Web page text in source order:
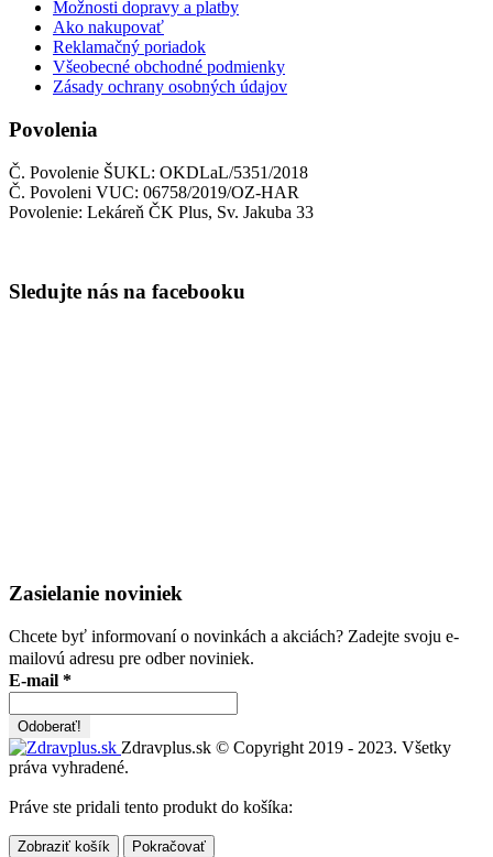
Možnosti dopravy a platby
Ako nakupovať
Reklamačný poriadok
Všeobecné obchodné podmienky
Zásady ochrany osobných údajov
Povolenia
Č. Povolenie ŠUKL: OKDLaL/5351/2018
Č. Povoleni VUC: 06758/2019/OZ-HAR
Povolenie: Lekáreň ČK Plus, Sv. Jakuba 33
Sledujte nás na facebooku
Zasielanie noviniek
Chcete byť informovaní o novinkách a akciách? Zadejte svoju e-
mailovú adresu pre odber noviniek.
E-mail *
Zdravplus.sk © Copyright 2019 - 2023. Všetky
práva vyhradené.
Práve ste pridali tento produkt do košíka:
Zobraziť košík Pokračovať